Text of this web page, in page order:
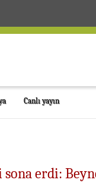
Canlı yayın
erdi: